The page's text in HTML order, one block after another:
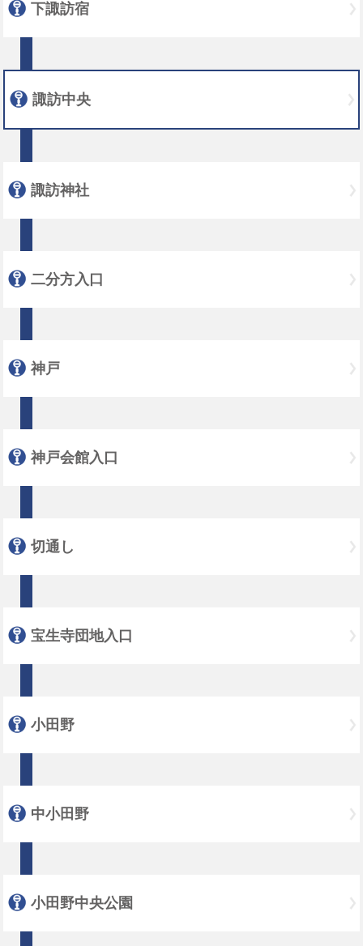
下諏訪宿
諏訪中央
諏訪神社
二分方入口
神戸
神戸会館入口
切通し
宝生寺団地入口
小田野
中小田野
小田野中央公園